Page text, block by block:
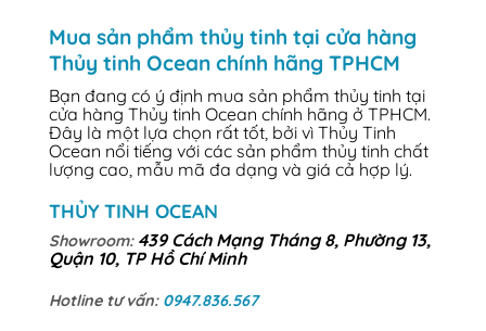
Mua sản phẩm thủy tinh tại cửa hàng
Thủy tinh Ocean chính hãng TPHCM
Bạn đang có ý định mua sản phẩm thủy tinh tại
cửa hàng Thủy tinh Ocean chính hãng ở TPHCM.
Đây là một lựa chọn rất tốt, bởi vì Thủy Tinh
Ocean nổi tiếng với các sản phẩm thủy tinh chất
lượng cao, mẫu mã đa dạng và giá cả hợp lý.
THỦY TINH OCEAN
Showroom: 439 Cách Mạng Tháng 8, Phường 13,
Quận 10, TP Hồ Chí Minh
Hotline tư vấn: 0947.836.567